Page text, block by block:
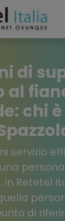
di
al
chi
servizio
In Retetel
di